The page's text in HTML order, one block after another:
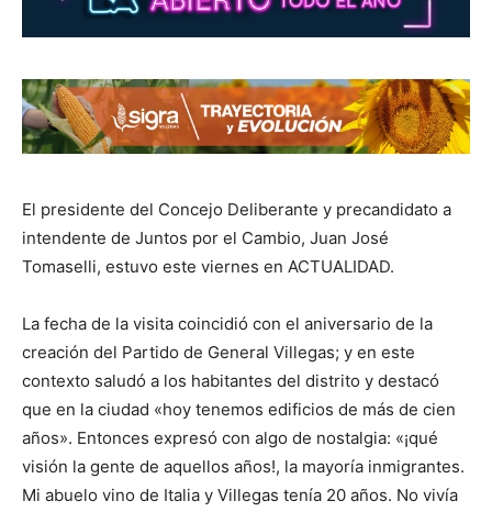
El presidente del Concejo Deliberante y precandidato a
intendente de Juntos por el Cambio, Juan José
Tomaselli, estuvo este viernes en ACTUALIDAD.
La fecha de la visita coincidió con el aniversario de la
creación del Partido de General Villegas; y en este
contexto saludó a los habitantes del distrito y destacó
que en la ciudad «hoy tenemos edificios de más de cien
años». Entonces expresó con algo de nostalgia: «¡qué
visión la gente de aquellos años!, la mayoría inmigrantes.
Mi abuelo vino de Italia y Villegas tenía 20 años. No vivía